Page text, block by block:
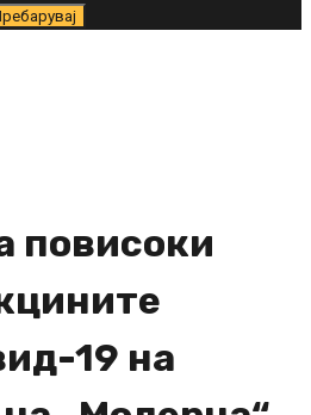
повисоки
19 на